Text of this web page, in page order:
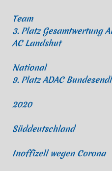
Team
3. Platz Gesamtwertung
AC Landshut
National
9. Platz ADAC
2020
Süddeutschland
Inoffizell wegen Corona